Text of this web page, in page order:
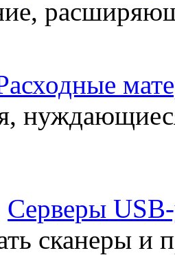
Серверы
сканеры и